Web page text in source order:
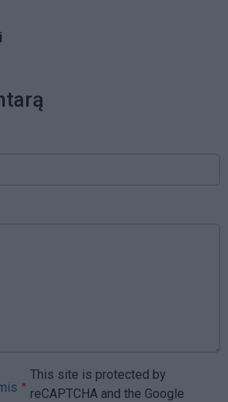
This site is protected by
reCAPTCHA and the Google